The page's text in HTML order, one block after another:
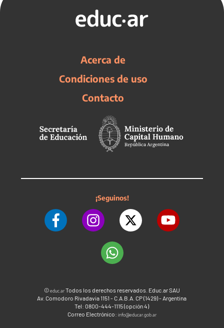
Acerca de
Condiciones de uso
Contacto
¡Seguinos!
©educ.arTodos los derechos reservados. Educ.ar SAU
Av. Comodoro Rivadavia 1151 - C.A.B.A. CP (1429) - Argentina
Tel: 0800-444-1115 (opción 4)
Correo Electrónico: info@educar.gob.ar